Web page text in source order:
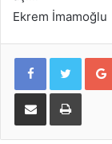
Ekrem İmamoğlu
E-Posta ile paylaş Yazdır